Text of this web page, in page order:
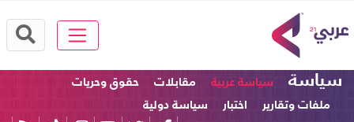
سياسة سياسة عربية مقابلات
حقوق وحريات
ملفات وتقارير
اختبار سياسة دولية